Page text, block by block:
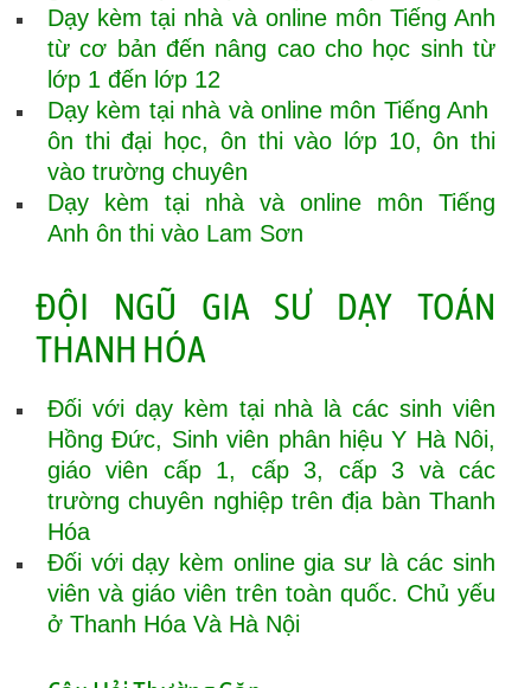
Dạy kèm tại nhà và online môn Tiếng Anh
từ cơ bản đến nâng cao cho học sinh từ
lớp 1 đến lớp 12
Dạy kèm tại nhà và online môn Tiếng Anh
ôn thi đại học, ôn thi vào lớp 10, ôn thi
vào trường chuyên
Dạy kèm tại nhà và online môn Tiếng
Anh ôn thi vào Lam Sơn
ĐỘI NGŨ GIA SƯ DẠY TOÁN
THANH HÓA
Đối với dạy kèm tại nhà là các sinh viên
Hồng Đức, Sinh viên phân hiệu Y Hà Nôi,
giáo viên cấp 1, cấp 3, cấp 3 và các
trường chuyên nghiệp trên địa bàn Thanh
Hóa
Đối với dạy kèm online gia sư là các sinh
viên và giáo viên trên toàn quốc. Chủ yếu
ở Thanh Hóa Và Hà Nội